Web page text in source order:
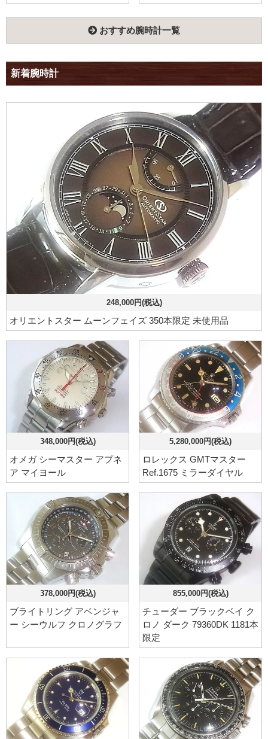
おすすめ腕時計一覧
新着腕時計
248,000円(税込)
オリエントスター ムーンフェイズ 350本限定 未使用品
348,000円(税込)
オメガ シーマスター アプネ
ア マイヨール
5,280,000円(税込)
ロレックス GMTマスター
Ref.1675 ミラーダイヤル
378,000円(税込)
ブライトリング アベンジャ
ー シーウルフ クロノグラフ
855,000円(税込)
チューダー ブラックベイ ク
ロノ ダーク 79360DK 1181本
限定